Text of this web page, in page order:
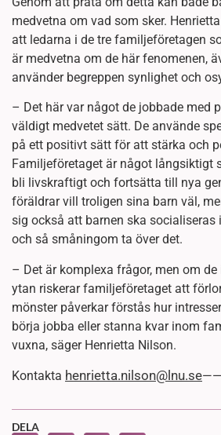
medvetna om vad som sker.
att ledarna i de tre familjeföretagen
är medvetna om de här fenomenen,
använder begreppen synlighet och
– Det här var något de jobbade med
väldigt medvetet sätt. De använde
på ett positivt sätt för att stärka och
Familjeföretaget är något långsiktigt
bli livskraftigt och fortsätta till nya
föräldrar vill troligen sina barn väl,
sig också att barnen ska
och så småningom ta över det.
– Det är komplexa frågor, men om
ytan riskerar familjeföretaget att
mönster påverkar förstås hur
börja jobba eller stanna kvar inom
vuxna, säger Henrietta Nilson.
Kontakta henrietta.nilson@lnu.se
DELA